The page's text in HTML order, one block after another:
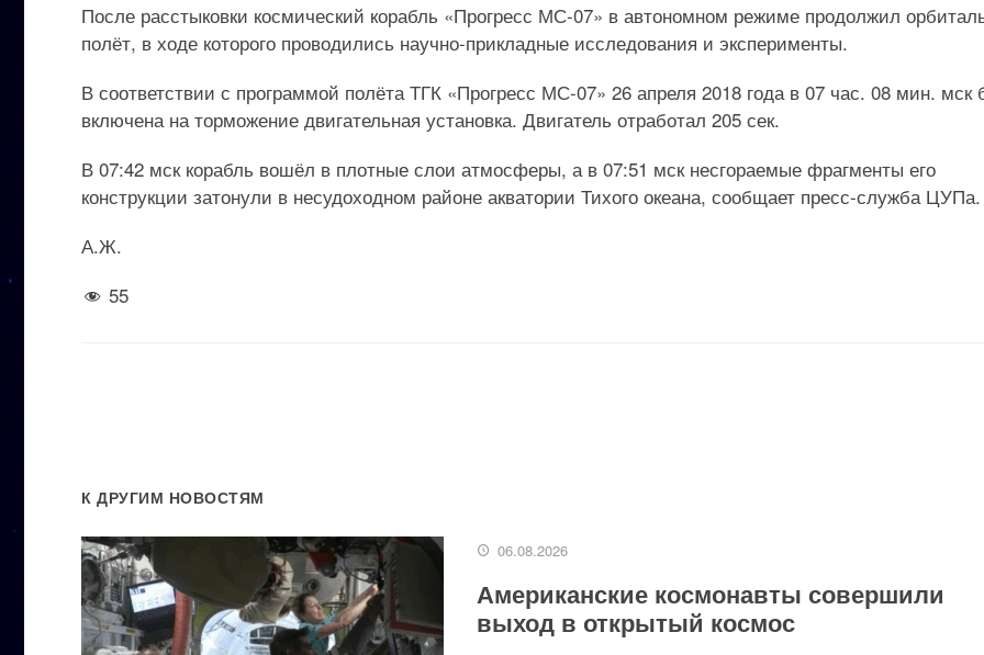
После расстыковки космический корабль «Прогресс МС-07» в автономном режиме продолжил
полёт, в ходе которого проводились научно-прикладные исследования и эксперименты.
В соответствии с программой полёта ТГК «Прогресс МС-07» 26 апреля 2018 года в 07 час. 08 мин. мск
включена на торможение двигательная установка. Двигатель отработал 205 сек.
В 07:42 мск корабль вошёл в плотные слои атмосферы, а в 07:51 мск несгораемые фрагменты его
конструкции затонули в несудоходном районе акватории Тихого океана, сообщает пресс-служба ЦУПа.
А.Ж.
55
К ДРУГИМ НОВОСТЯМ
06.08.2026
Американские космонавты совершили
выход в открытый космос